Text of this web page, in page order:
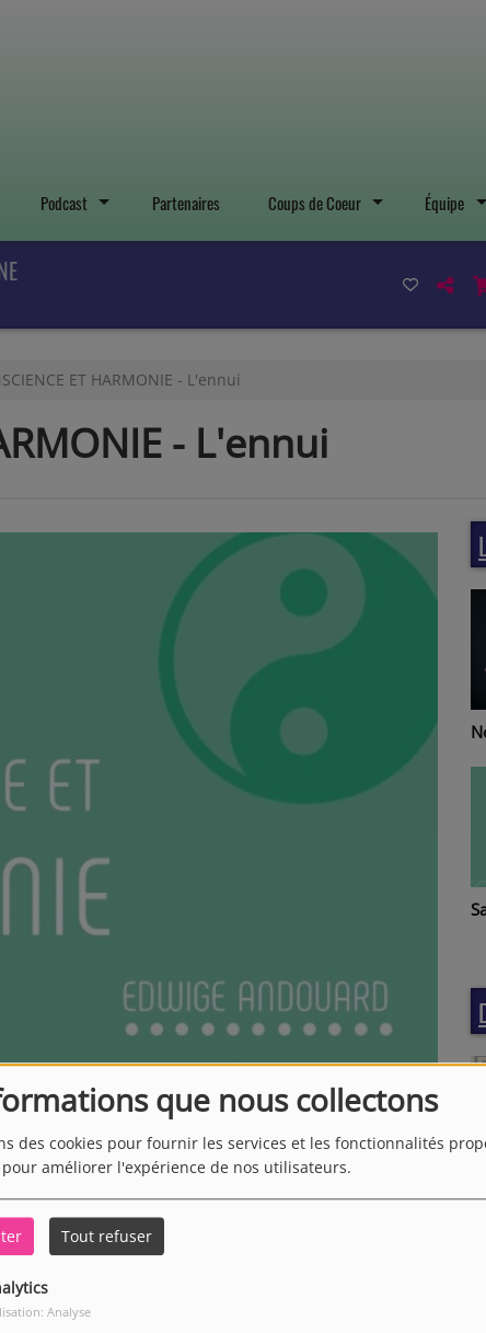
que nous collectons
des cookies pour fournir les services et les fonctionnalités
améliorer l'expérience de nos utilisateurs.
Tout refuser
Analyse
Podcast Partenaires Coups de Coeur Équipe
ET HARMONIE - L'ennui
- L'ennui